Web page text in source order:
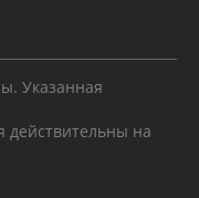
Указанная
действительны на